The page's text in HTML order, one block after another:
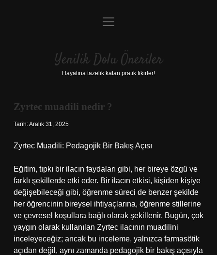
Anasayfa
Yasal Uyarı
menüyü
Yenilik Dolu Öneriler
Hayatına tazelik katan pratik fikirler!
Zyrtec muadili nedir ?
Tarih: Aralık 31, 2025
Zyrtec Muadili: Pedagojik Bir Bakış Açısı
Eğitim, tıpkı bir ilacın faydaları gibi, her bireye özgü ve
farklı şekillerde etki eder. Bir ilacın etkisi, kişiden kişiye
değişebileceği gibi, öğrenme süreci de benzer şekilde
her öğrencinin bireysel ihtiyaçlarına, öğrenme stillerine
ve çevresel koşullara bağlı olarak şekillenir. Bugün, çok
yaygın olarak kullanılan Zyrtec ilacının muadilini
inceleyeceğiz; ancak bu inceleme, yalnızca farmasötik
açıdan değil, aynı zamanda pedagojik bir bakış açısıyla